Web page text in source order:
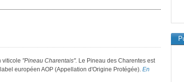
viticole "Pineau Charentais". Le Pineau des Charentes est
européen AOP (Appellation d'Origine Protégée). En